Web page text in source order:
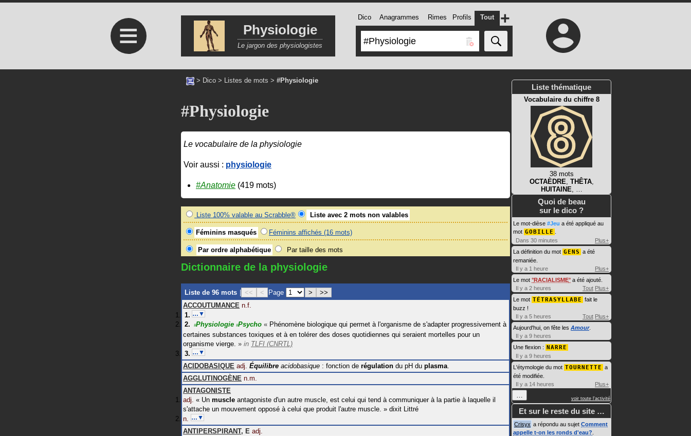
≡ Physiologie
Le jargon des physiologistes
Dico Anagrammes Rimes Profils Tout +
> Dico > Listes de mots > #Physiologie
#Physiologie
Le vocabulaire de la physiologie
Voir aussi : physiologie
#Anatomie (419 mots)
Liste 100% valable au Scrabble® Liste avec 2 mots non valables
Féminins masqués Féminins affichés (16 mots)
Par ordre alphabétique Par taille des mots
Dictionnaire de la physiologie
Liste de 96 mots << < Page >
>>
ACCOUTUMANCE n.f.
…▼
#Physiologie #Psycho « Phénomène biologique qui permet à l'organisme de s'adapter progressivement à
certaines substances toxiques et à en tolérer des doses quotidiennes qui seraient mortelles pour un
organisme vierge. » in TLFI (CNRTL)
…▼
ACIDOBASIQUE adj. Équilibre acidobasique : fonction de régulation du pH du plasma
AGGLUTINOGÈNE n.m.
ANTAGONISTE
adj. « Un muscle antagoniste d'un autre muscle, est celui qui tend à communiquer à la partie à laquelle il
s'attache un mouvement opposé à celui que produit l'autre muscle. » dixit
Littré
n.
…▼
ANTIPERSPIRANT, E adj.
Liste thématique
Vocabulaire du chiffre 8
38 mots
OCTAÈDRE, THÊTA,
HUITAINE, …
Quoi de beau
sur le dico ?
Le mot-dièse #Jeu a été appliqué au
mot GOBILLE
Dans 30 minutes
Plus+
La définition du mot GENS a été
remaniée.
Il y a 1 heure
Plus+
Le mot RACIALISME a été ajouté.
Il y a 2 heures
Tout Plus+
Le mot TÉTRASYLLABE fait le
buzz !
Il y a 5 heures
Tout Plus+
Aujourd'hui, on fête les Amour.
Il y a 9 heures
Une flexion : NARRE
Il y a 9 heures
L'étymologie du mot TOURNETTE a
été modifiée.
Il y a 14 heures
Plus+
… voir toute l'activité
Et sur le reste du site …
Crisyx a répondu au sujet Comment
appelle t-on les ronds d'eau?